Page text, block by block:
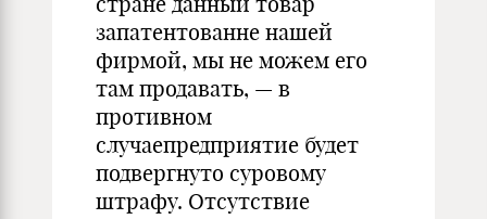
запатентованне нашей
фирмой, мы не можем его
там продавать, — в
противном
случаепредприятие будет
подвергнуто суровому
штрафу. Отсутствие